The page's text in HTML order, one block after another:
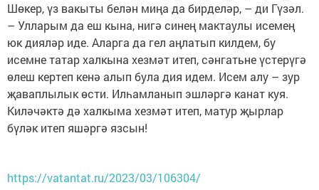
Шөкер, үз вакыты белән миңа да бирделәр, – ди Гүзәл.
– Улларым да еш кына, нигә синең мактаулы исемең
юк дияләр иде. Аларга да гел аңлатып килдем, бу
исемне татар халкына хезмәт итеп, сәнгатьне үстерүгә
өлеш кертеп кенә алып була дия идем. Исем алу – зур
җаваплылык өсти. Илһамланып эшләргә канат куя.
Киләчәктә дә халкыма хезмәт итеп, матур җырлар
бүләк итеп яшәргә язсын!
https://vatantat.ru/2023/03/106304/